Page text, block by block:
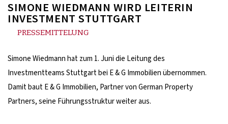
SIMONE WIEDMANN WIRD LEITERIN
INVESTMENT STUTTGART
PRESSEMITTELUNG
Simone Wiedmann hat zum 1. Juni die Leitung des
Investmentteams Stuttgart bei E & G Immobilien übernommen.
Damit baut E & G Immobilien, Partner von German Property
Partners, seine Führungsstruktur weiter aus.